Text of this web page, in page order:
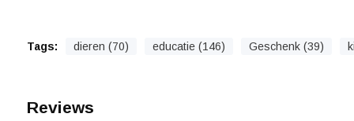
Tags: dieren (70) educatie (146) Geschenk (39)
Reviews